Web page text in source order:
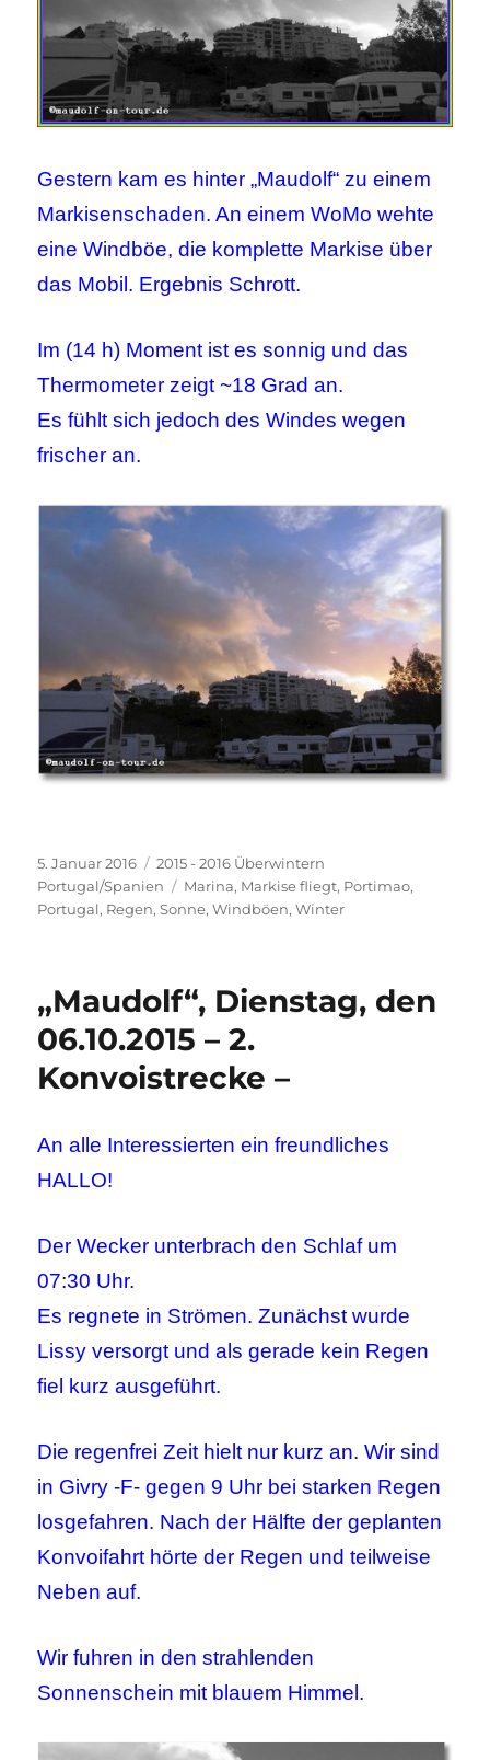
Gestern kam es hinter „Maudolf“ zu einem
Markisenschaden. An einem WoMo wehte
eine Windböe, die komplette Markise über
das Mobil. Ergebnis Schrott.
Im (14 h) Moment ist es sonnig und das
Thermometer zeigt ~18 Grad an.
Es fühlt sich jedoch des Windes wegen
frischer an.
Veröffentlicht
am
5. Januar 2016 Kategorien
2015 - 2016 Überwintern
Portugal/Spanien
Schlagwörter
Marina, Markise fliegt, Portimao,
Portugal, Regen,Sonne,Windböen,Winter
„Maudolf“, Dienstag, den
06.10.2015 – 2.
Konvoistrecke –
An alle Interessierten ein freundliches
HALLO!
Der Wecker unterbrach den Schlaf um
07:30 Uhr.
Es regnete in Strömen. Zunächst wurde
Lissy versorgt und als gerade kein Regen
fiel kurz ausgeführt.
Die regenfrei Zeit hielt nur kurz an. Wir sind
in Givry -F- gegen 9 Uhr bei starken Regen
losgefahren. Nach der Hälfte der geplanten
Konvoifahrt hörte der Regen und teilweise
Neben auf.
Wir fuhren in den strahlenden
Sonnenschein mit blauem Himmel.